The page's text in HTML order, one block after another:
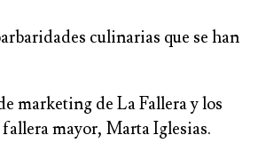
culinarias que se han
marketing de La Fallera y los
mayor, Marta Iglesias.